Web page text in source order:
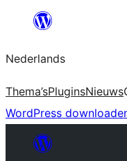
de
inhoud
Nederlands
Thema’sPluginsNieuws
WordPress